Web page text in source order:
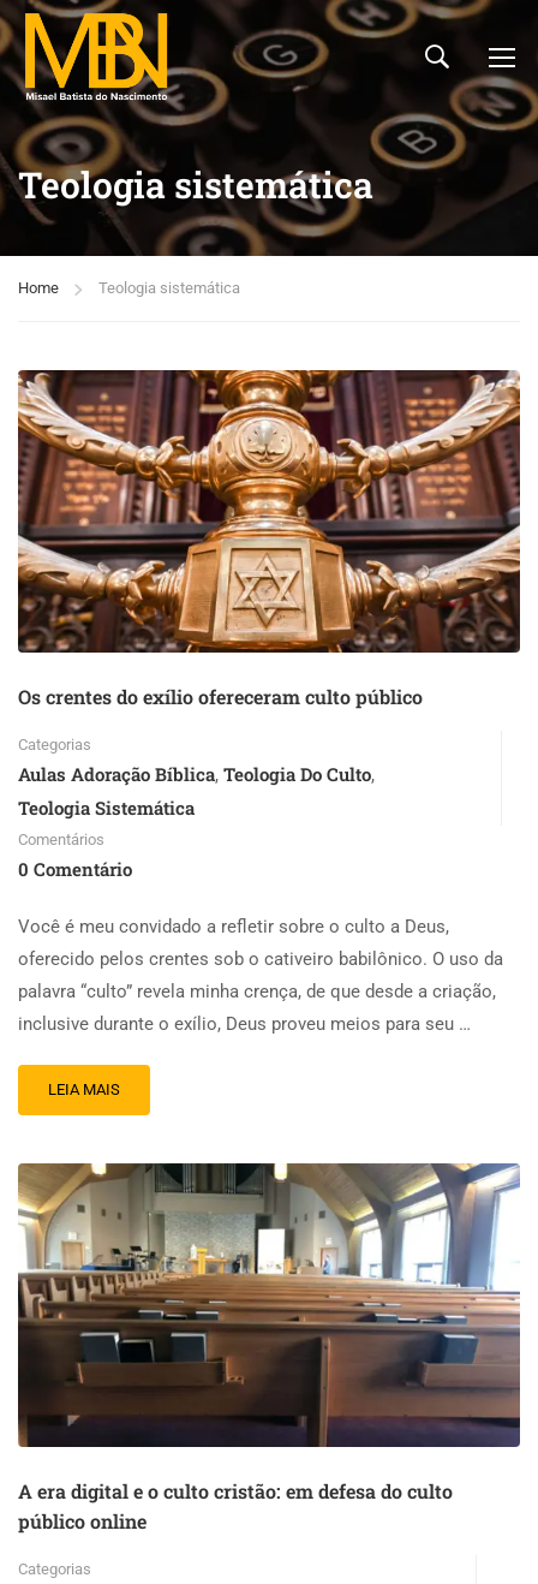
Teologia sistemática
Home Teologia sistemática
Os crentes do exílio ofereceram culto público
Categorias
Aulas Adoração Bíblica, Teologia Do Culto,
Teologia Sistemática
Comentários
0 Comentário
Você é meu convidado a refletir sobre o culto a Deus,
oferecido pelos crentes sob o cativeiro babilônico. O uso da
palavra “culto” revela minha crença, de que desde a criação,
inclusive durante o exílio, Deus proveu meios para seu …
LEIA MAIS
A era digital e o culto cristão: em defesa do culto
público online
Categorias